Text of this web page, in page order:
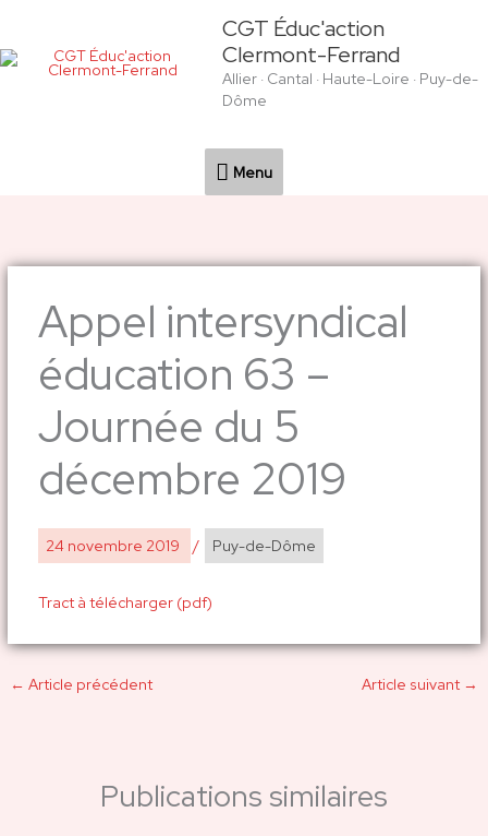
contenu
CGT Éduc'action
Clermont-Ferrand
Allier · Cantal · Haute-Loire · Puy-de-
Dôme
Menu
Menu
Appel intersyndical
éducation 63 –
Journée du 5
décembre 2019
24 novembre 2019 / Puy-de-Dôme
Tract à télécharger (pdf)
← Article précédent Article suivant →
Publications similaires